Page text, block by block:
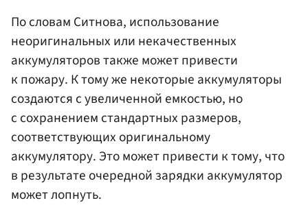
По словам Ситнова, использование
неоригинальных или некачественных
аккумуляторов также может привести
к пожару. К тому же некоторые аккумуляторы
создаются с увеличенной емкостью, но
с сохранением стандартных размеров,
соответствующих оригинальному
аккумулятору. Это может привести к тому, что
в результате очередной зарядки аккумулятор
может лопнуть.